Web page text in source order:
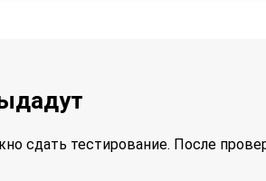
сдать тестирование. После